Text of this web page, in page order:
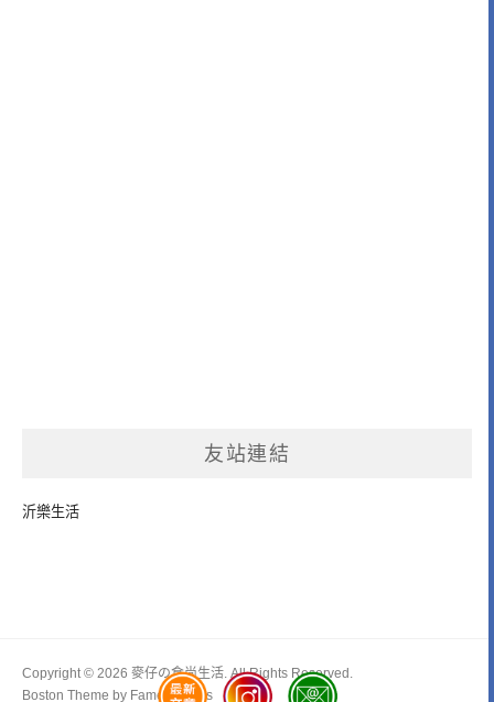
友站連結
沂樂生活
Copyright © 2026 麥仔の食尚生活. All Rights Reserved.
Boston Theme by FameThemes